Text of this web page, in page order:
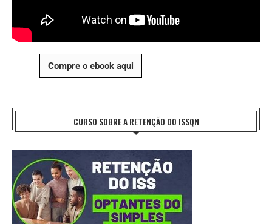
Compre o ebook aqui
CURSO SOBRE A RETENÇÃO DO ISSQN